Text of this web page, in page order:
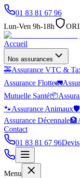
01 83 81 67 96
Lun-Ven 9h-18h
Accueil
Nos assurances
🚕Assurance VTC &
Assurance Flotte🚛
Mutuelle Santé📦
🐾Assurance Animaux🛡️
Assurance Décennale🏦
Contact
01 83 81 67 96
Menu